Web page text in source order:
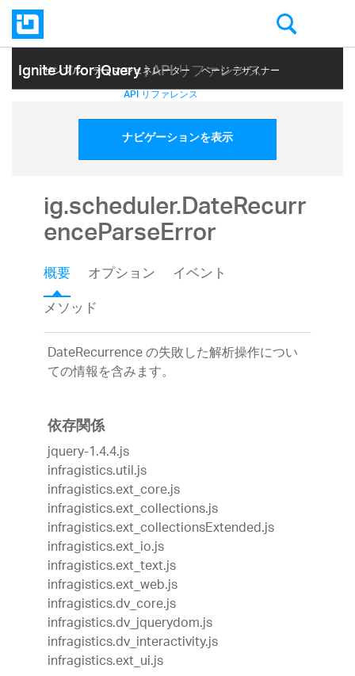
Ignite UI for jQuery| API リファレンス
サンプル テーマ ジェネレーター ページ デザイナー
ヘルプ トピック API リファレンス
ナビゲーションを表示
ig.scheduler.DateRecurr
enceParseError
概要 オプション
イベント
メソッド
DateRecurrence の失敗した解析操作につい
ての情報を含みます。
依存関係
jquery-1.4.4.js
infragistics.util.js
infragistics.ext_core.js
infragistics.ext_collections.js
infragistics.ext_collectionsExtended.js
infragistics.ext_io.js
infragistics.ext_text.js
infragistics.ext_web.js
infragistics.dv_core.js
infragistics.dv_jquerydom.js
infragistics.dv_interactivity.js
infragistics.ext_ui.js